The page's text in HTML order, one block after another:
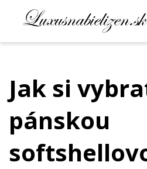
Jak si
pánskou